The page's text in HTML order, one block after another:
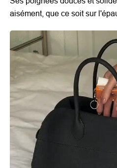
aisément, que ce soit sur